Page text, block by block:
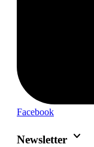
Facebook
Newsletter keyboard_arrow_down